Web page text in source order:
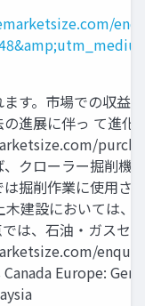
す。市場での収益
進展に伴っ て進
クローラー掘削機
掘削作業に使用さ
木建設においては
は、石油・ガスセ
Europe: